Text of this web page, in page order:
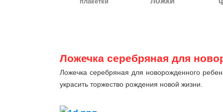
Ложечка серебряная для
Ложечка серебряная для новорожденного
украсить торжество рождения новой жизни.